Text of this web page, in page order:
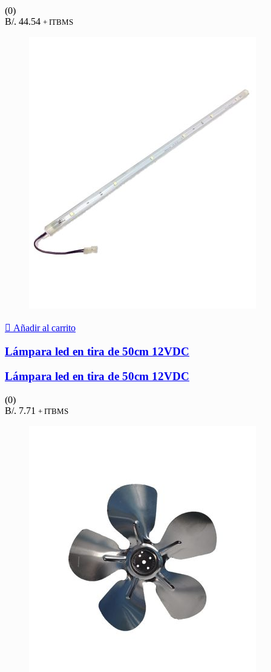
(0)
B/. 44.54 + ITBMS
Añadir al carrito
Lámpara led en tira de 50cm 12VDC
Lámpara led en tira de 50cm 12VDC
(0)
B/. 7.71 + ITBMS